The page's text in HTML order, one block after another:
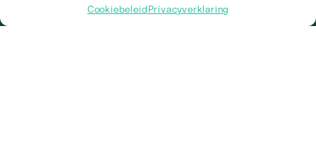
Cookiebeleid Privacyverklaring
Neem contact op